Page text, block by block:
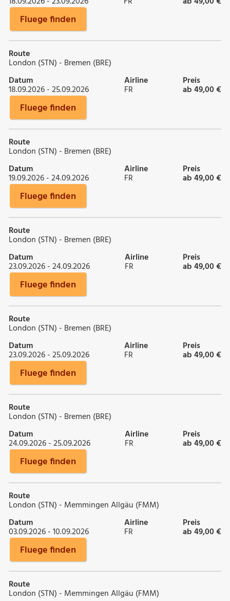
Fluege finden
Route
London (STN) - Bremen (BRE)
Datum
18.09.2026 - 25.09.2026
Airline
FR
Preis
ab 49,00 €
Fluege finden
Route
London (STN) - Bremen (BRE)
Datum
19.09.2026 - 24.09.2026
Airline
FR
Preis
ab 49,00 €
Fluege finden
Route
London (STN) - Bremen (BRE)
Datum
23.09.2026 - 24.09.2026
Airline
FR
Preis
ab 49,00 €
Fluege finden
Route
London (STN) - Bremen (BRE)
Datum
23.09.2026 - 25.09.2026
Airline
FR
Preis
ab 49,00 €
Fluege finden
Route
London (STN) - Bremen (BRE)
Datum
24.09.2026 - 25.09.2026
Airline
FR
Preis
ab 49,00 €
Fluege finden
Route
London (STN) - Memmingen Allgäu (FMM)
Datum
03.09.2026 - 10.09.2026
Airline
FR
Preis
ab 49,00 €
Fluege finden
Route
London (STN) - Memmingen Allgäu (FMM)